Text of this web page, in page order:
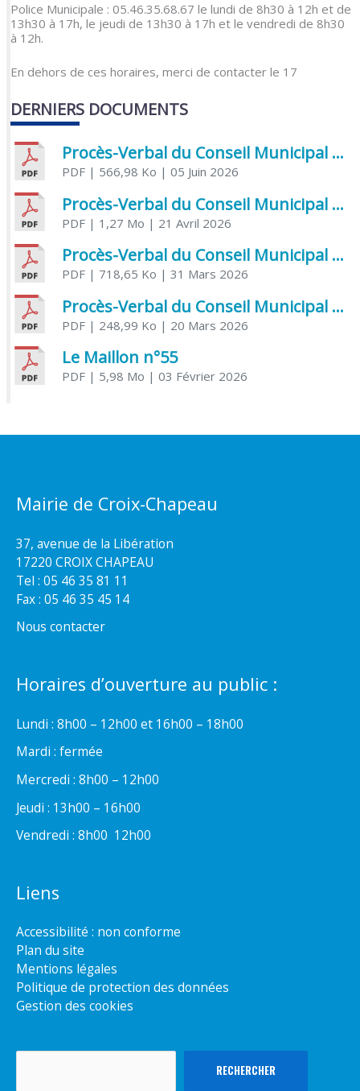
Police Municipale : 05.46.35.68.67 le lundi de 8h30 à 12h et de
13h30 à 17h, le jeudi de 13h30 à 17h et le vendredi de 8h30
à 12h.
En dehors de ces horaires, merci de contacter le 17
DERNIERS DOCUMENTS
Procès-Verbal du Conseil Municipal du 5 juin 2026
PDF| 566,98 Ko | 05 Juin 2026
Procès-Verbal du Conseil Municipal du 21 avril 2026
PDF| 1,27 Mo | 21 Avril 2026
Procès-Verbal du Conseil Municipal du 31 mars 2026
PDF| 718,65 Ko | 31 Mars 2026
Procès-Verbal du Conseil Municipal du 20 mars 2026
PDF| 248,99 Ko | 20 Mars 2026
Le Maillon n°55
PDF| 5,98 Mo | 03 Février 2026
Mairie de Croix-Chapeau
37, avenue de la Libération
17220 CROIX CHAPEAU
Tel : 05 46 35 81 11
Fax : 05 46 35 45 14
Nous contacter
Horaires d’ouverture au public :
Lundi : 8h00 – 12h00 et 16h00 – 18h00
Mardi : fermée
Mercredi : 8h00 – 12h00
Jeudi : 13h00 – 16h00
Vendredi : 8h00  12h00
Liens
Accessibilité : non conforme
Plan du site
Mentions légales
Politique de protection des données
Gestion des cookies
RECHERCHER